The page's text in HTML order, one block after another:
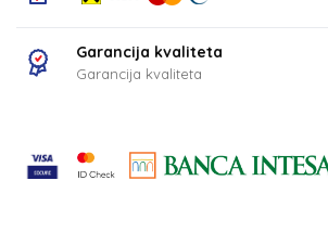
Garancija kvaliteta
Garancija kvaliteta